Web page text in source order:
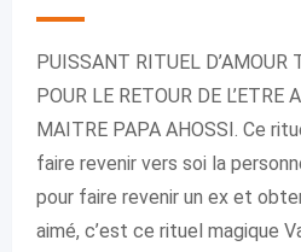
PUISSANT RITUEL
POUR LE RETOUR DE L’ETRE
MAITRE PAPA AHOSSI. Ce
faire revenir vers soi la
pour faire revenir un ex et
aimé, c’est ce rituel magique